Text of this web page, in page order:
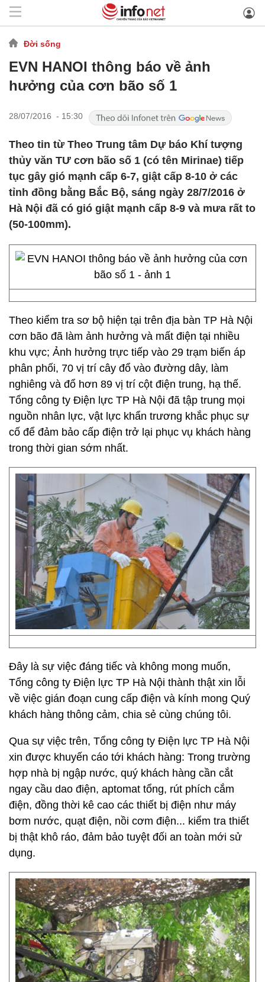
Đời sống
EVN HANOI thông báo về ảnh
hưởng của cơn bão số 1
28/07/2016 - 15:30
Theo tin từ Theo Trung tâm Dự báo Khí tượng
thủy văn TƯ cơn bão số 1 (có tên Mirinae) tiếp
tục gây gió mạnh cấp 6-7, giật cấp 8-10 ở các
tỉnh đồng bằng Bắc Bộ, sáng ngày 28/7/2016 ở
Hà Nội đã có gió giật mạnh cấp 8-9 và mưa rất to
(50-100mm).
Theo kiểm tra sơ bộ hiện tại trên địa bàn TP Hà Nội
cơn bão đã làm ảnh hưởng và mất điện tại nhiều
khu vực; Ảnh hưởng trực tiếp vào 29 trạm biến áp
phân phối, 70 vị trí cây đổ vào đường dây, làm
nghiêng và đổ hơn 89 vị trí cột điện trung, hạ thế.
Tổng công ty Điện lực TP Hà Nội đã tập trung mọi
nguồn nhân lực, vật lực khẩn trương khắc phục sự
cố để đảm bảo cấp điện trở lại phục vụ khách hàng
trong thời gian sớm nhất.
Đây là sự việc đáng tiếc và không mong muốn,
Tổng công ty Điện lực TP Hà Nội thành thật xin lỗi
về việc gián đoạn cung cấp điện và kính mong Quý
khách hàng thông cảm, chia sẻ cùng chúng tôi.
Qua sự việc trên, Tổng công ty Điện lực TP Hà Nội
xin được khuyến cáo tới khách hàng: Trong trường
hợp nhà bị ngập nước, quý khách hàng cần cắt
ngay cầu dao điện, aptomat tổng, rút phích cắm
điện, đồng thời kê cao các thiết bị điện như máy
bơm nước, quạt điện, nồi cơm điện... kiểm tra thiết
bị thật khô ráo, đảm bảo tuyệt đối an toàn mới sử
dụng.